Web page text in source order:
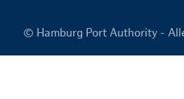
© Hamburg Port Authority -